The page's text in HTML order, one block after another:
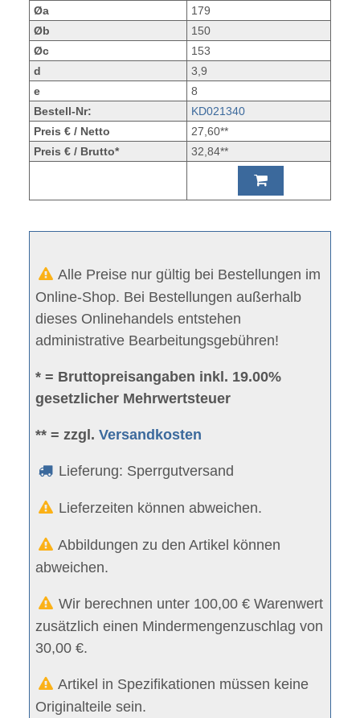
Øa
179
Øb
150
Øc
153
d
3,9
e
8
Bestell-Nr:
KD021340
Preis € / Netto
27,60**
Preis € / Brutto*
32,84**
Alle Preise nur gültig bei Bestellungen im
Online-Shop. Bei Bestellungen außerhalb
dieses Onlinehandels entstehen
administrative Bearbeitungsgebühren!
* = Bruttopreisangaben inkl. 19.00%
gesetzlicher Mehrwertsteuer
** = zzgl.Versandkosten
Lieferung: Sperrgutversand
Lieferzeiten können abweichen.
Abbildungen zu den Artikel können
abweichen.
Wir berechnen unter 100,00 € Warenwert
zusätzlich einen Mindermengenzuschlag von
30,00 €.
Artikel in Spezifikationen müssen keine
Originalteile sein.